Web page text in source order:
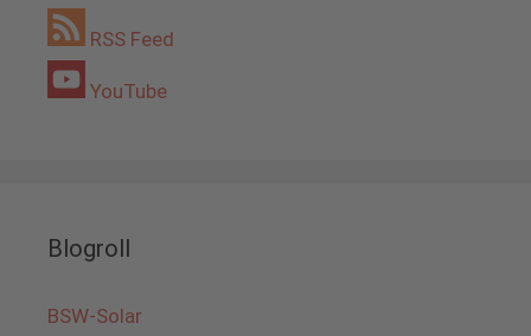
RSS Feed
YouTube
Blogroll
BSW-Solar